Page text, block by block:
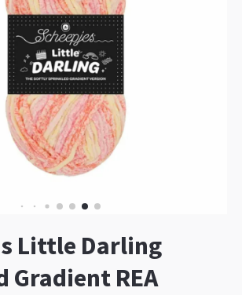
Little Darling
Gradient REA